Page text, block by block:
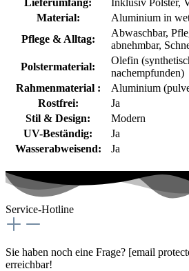
Material:
Aluminium in
Pflege & Alltag:
Abwaschbar,
abnehmbar,
Polstermaterial:
Olefin
nachempfunden)
Rahmenmaterial :
Aluminium
Rostfrei:
Ja
Stil & Design:
Modern
UV-Beständig:
Ja
Wasserabweisend:
Ja
Service-Hotline
Sie haben noch eine Frage? [email
erreichbar!